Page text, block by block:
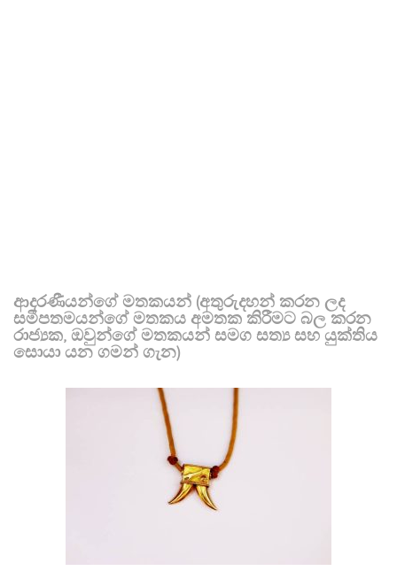
ආදරණීයන්ගේ මතකයන් (අතුරුදහන් කරන ලද
සමීපතමයන්ගේ මතකය අමතක කිරීමට බල කරන
රාජ්‍යක, ඔවුන්ගේ මතකයන් සමග සත්‍ය සහ යුක්තිය
සොයා යන ගමන් ගැන)